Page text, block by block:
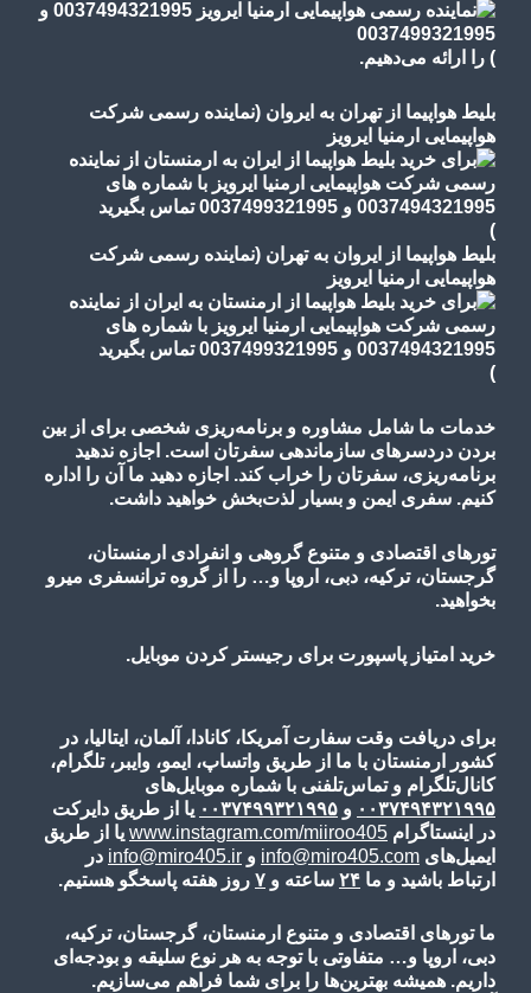
) را ارائه می‌دهیم.
بلیط هواپیما از تهران به ایروان (نماینده رسمی شرکت
هواپیمایی ارمنیا ایرویز
)
بلیط هواپیما از ایروان به تهران (نماینده رسمی شرکت
هواپیمایی ارمنیا ایرویز
)
خدمات ما شامل مشاوره و برنامه‌ریزی شخصی برای از بین
بردن دردسرهای سازماندهی سفرتان است. اجازه ندهید
برنامه‌ریزی، سفرتان را خراب کند. اجازه دهید ما آن را اداره
کنیم. سفری ایمن و بسیار لذت‌بخش خواهید داشت.
تورهای اقتصادی و متنوع گروهی و انفرادی ارمنستان،
گرجستان، ترکیه، دبی، اروپا و… را از گروه ترانسفری میرو
بخواهید.
خرید امتیاز پاسپورت برای رجیستر کردن موبایل.
برای دریافت وقت سفارت آمریکا، کانادا، آلمان، ایتالیا، در
کشور ارمنستان با ما از طریق واتساپ، ایمو، وایبر، تلگرام،
کانال‌تلگرام و تماس‌تلفنی با شماره موبایل‌های
۰۰۳۷۴۹۴۳۲۱۹۹۵ و ۰۰۳۷۴۹۹۳۲۱۹۹۵ یا از طریق دایرکت
در اینستاگرام www.instagram.com/miiroo405 یا از طریق
ایمیل‌های info@miro405.com و info@miro405.ir در
ارتباط باشید و ما ۲۴ ساعته و ۷ روز هفته پاسخگو هستیم.
ما تورهای اقتصادی و متنوع ارمنستان، گرجستان، ترکیه،
دبی، اروپا و… متفاوتی با توجه به هر نوع سلیقه و بودجه‌ای
داریم. همیشه بهترین‌ها را برای شما فراهم می‌سازیم.